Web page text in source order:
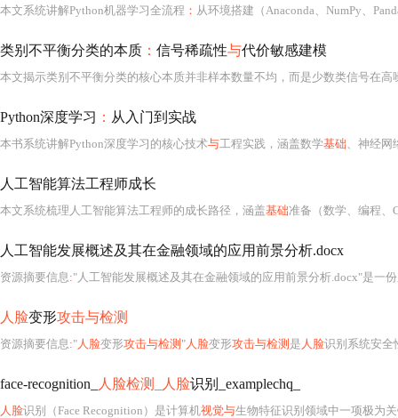
本文系统讲解Python机器学习全流程 ： 从环境搭建（Anaconda、NumPy、
类别不平衡分类的本质 ： 信号稀疏性与代价敏感建模
本文揭示类别不平衡分类的核心本质并非样本数量不均，而是少数类信号在高
Python深度学习 ： 从入门到实战
本书系统讲解Python深度学习的核心技术与工程实践，涵盖数学基础、神经网
人工智能算法工程师成长
本文系统梳理人工智能算法工程师的成长路径，涵盖基础准备（数学、编程、
人工智能发展概述及其在金融领域的应用前景分析.docx
资源摘要信息:"人工智能发展概述及其在金融领域的应用前景分析.docx"是一
人脸变形攻击与检测
资源摘要信息:"人脸变形攻击与检测 "人脸变形攻击与检测 是 人脸识别系统安全
face-recognition_ 人脸检测_人脸识别_examplechq_
人脸识别（Face Recognition）是计算机视觉与生物特征识别领域中一项极为关键且应